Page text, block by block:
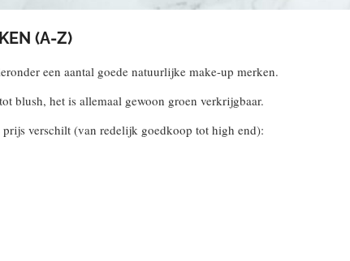
(A-Z)
een aantal goede natuurlijke make-up merken.
blush, het is allemaal gewoon groen verkrijgbaar.
verschilt (van redelijk goedkoop tot high end):